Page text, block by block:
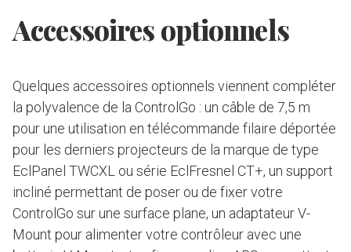
Accessoires optionnels
Quelques accessoires optionnels viennent compléter
la polyvalence de la ControlGo : un câble de 7,5 m
pour une utilisation en télécommande filaire déportée
pour les derniers projecteurs de la marque de type
EclPanel TWCXL ou série EclFresnel CT+, un support
incliné permettant de poser ou de fixer votre
ControlGo sur une surface plane, un adaptateur V-
Mount pour alimenter votre contrôleur avec une